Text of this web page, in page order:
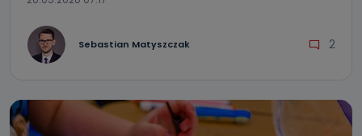
Sebastian Matyszczak 2